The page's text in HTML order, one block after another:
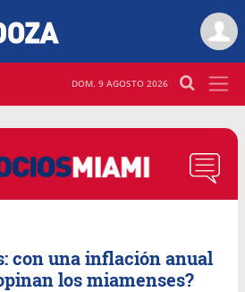
DOM. 9 AGOSTO 2026
con una inflación anual
los miamenses?